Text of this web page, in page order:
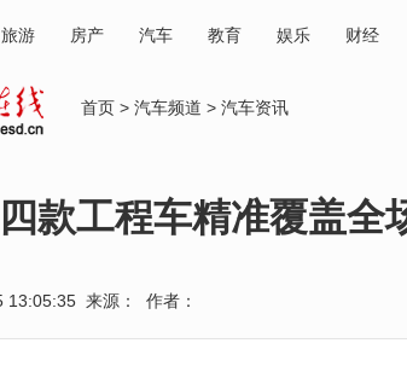
旅游 房产 汽车 教育 娱乐 财经
首页 > 汽车频道 > 汽车资讯
款工程车精准覆盖全
13:05:35 来源： 作者：